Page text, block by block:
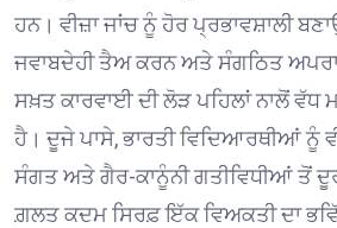
ਹਨ। ਵੀਜ਼ਾ ਜਾਂਚ ਨੂੰ ਹੋਰ ਪ੍ਰਭਾਵਸ਼ਾਲੀ
ਜਵਾਬਦੇਹੀ ਤੈਅ ਕਰਨ ਅਤੇ ਸੰਗਠਿਤ
ਸਖ਼ਤ ਕਾਰਵਾਈ ਦੀ ਲੋੜ ਪਹਿਲਾਂ ਨਾਲੋਂ ਵੱਧ
ਹੈ। ਦੂਜੇ ਪਾਸੇ, ਭਾਰਤੀ ਵਿਦਿਆਰਥੀਆਂ ਨੂੰ
ਸੰਗਤ ਅਤੇ ਗੈਰ-ਕਾਨੂੰਨੀ ਗਤੀਵਿਧੀਆਂ ਤੋਂ
ਗ਼ਲਤ ਕਦਮ ਸਿਰਫ਼ ਇੱਕ ਵਿਅਕਤੀ ਦਾ